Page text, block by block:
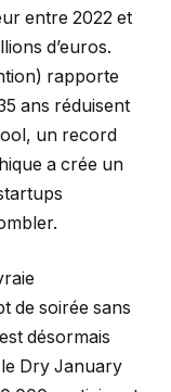
entre 2022 et
d’euros.
rapporte
ans réduisent
un record
a crée un
de soirée sans
désormais
Dry January